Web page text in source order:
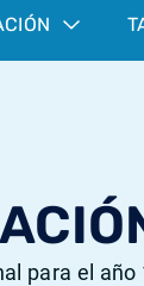
para el año